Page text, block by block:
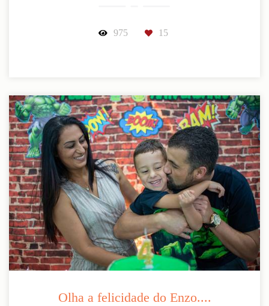
975 15
Olha a felicidade do Enzo....